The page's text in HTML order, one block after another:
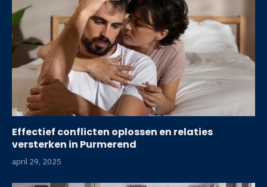
Effectief conflicten oplossen en relaties
versterken in Purmerend
april 29, 2025